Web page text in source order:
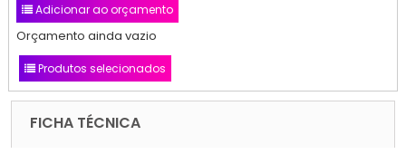
Adicionar ao orçamento
Orçamento ainda vazio
Produtos selecionados
FICHA TÉCNICA